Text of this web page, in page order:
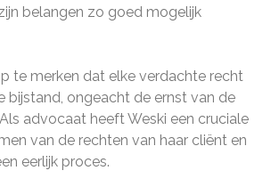
belangen zo goed mogelijk
te merken dat elke verdachte recht
bijstand, ongeacht de ernst van de
advocaat heeft Weski een cruciale
van de rechten van haar cliënt en
eerlijk proces.